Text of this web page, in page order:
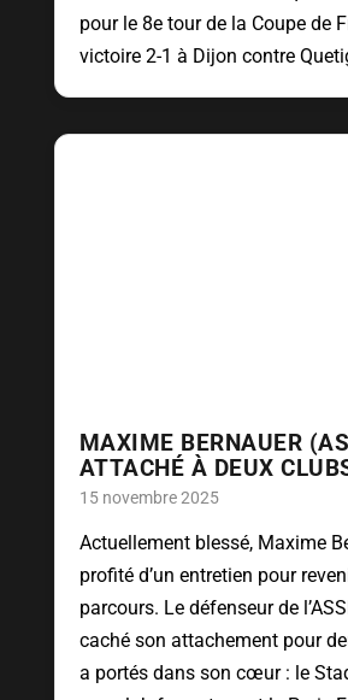
pour le 8e tour de la Coupe de
victoire 2-1 à Dijon contre
MAXIME BERNAUER
ATTACHÉ À DEUX
15 novembre 2025
Actuellement blessé, Maxime
profité d’un entretien pour
parcours. Le défenseur de
caché son attachement pour
a portés dans son cœur : le